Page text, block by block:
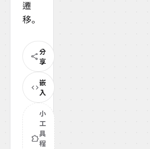
遷
移。
share分
享
code嵌
入
extension
小
工
具
程